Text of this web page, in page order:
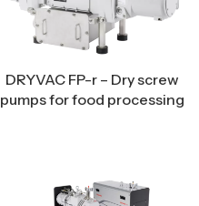
DRYVAC FP-r – Dry screw
pumps for food processing